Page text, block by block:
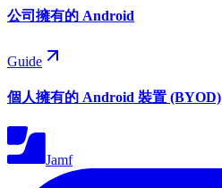
公司擁有的 Android
Guide
個人擁有的 Android 裝置 (BYOD)
Jamf